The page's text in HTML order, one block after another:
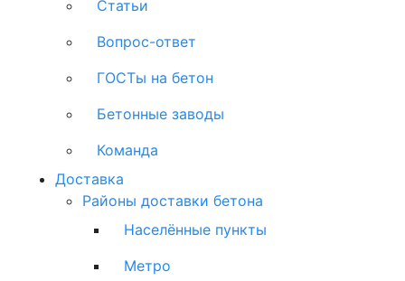
Статьи
Вопрос-ответ
ГОСТы на бетон
Бетонные заводы
Команда
Доставка
Районы доставки бетона
Населённые пункты
Метро